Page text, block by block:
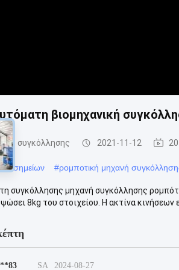
βιομηχανική
συγκόλλησης 2021-11-12
σημείων #ρομποτική μηχανή
συγκόλλησης μηχανή συγκόλλησης
8kg του στοιχείου. Η ακτίνα κινήσεων
SA 2024-08-27